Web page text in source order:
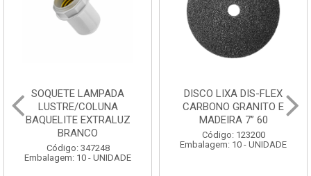
SOQUETE LAMPADA
LUSTRE/COLUNA
BAQUELITE EXTRALUZ
BRANCO
Código: 347248
Embalagem: 10 - UNIDADE
DISCO LIXA DIS-FLEX
CARBONO GRANITO E
MADEIRA 7” 60
Código: 123200
Embalagem: 10 - UNIDADE